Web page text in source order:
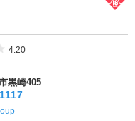
5つ星のうち4
4.20
黒崎405